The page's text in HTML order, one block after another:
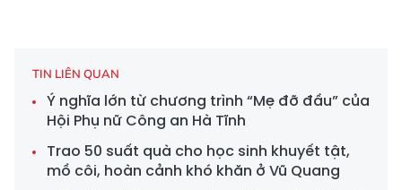
TIN LIÊN QUAN
Ý nghĩa lớn từ chương trình “Mẹ đỡ đầu” của
Hội Phụ nữ Công an Hà Tĩnh
Trao 50 suất quà cho học sinh khuyết tật,
mồ côi, hoàn cảnh khó khăn ở Vũ Quang